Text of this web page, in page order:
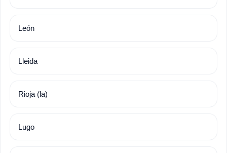
León
Lleida
Rioja (la)
Lugo